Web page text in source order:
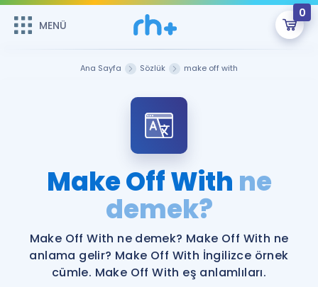
MENÜ
0
Şifremi Hatırlamıyorum
Sepetin Şu An Boş.
Remzi Hoca ile seni sınava hazırlayacak onlarca eğitim seni
bekliyor!
MENÜ
Katılımcı Görüşleri
Faydalı Araçlar
Ücretsiz Kaynaklar
İngilizce Gramer
Ana Sayfa Sözlük make off with
Make Off With ne
demek?
Make Off With ne demek? Make Off With ne
anlama gelir? Make Off With İngilizce örnek
cümle. Make Off With eş anlamlıları.